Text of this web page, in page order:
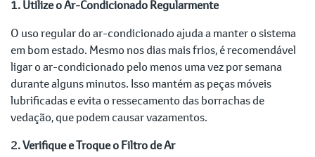
1. Utilize o Ar-Condicionado Regularmente
O uso regular do ar-condicionado ajuda a manter o sistema
em bom estado. Mesmo nos dias mais frios, é recomendável
ligar o ar-condicionado pelo menos uma vez por semana
durante alguns minutos. Isso mantém as peças móveis
lubrificadas e evita o ressecamento das borrachas de
vedação, que podem causar vazamentos.
2. Verifique e Troque o Filtro de Ar